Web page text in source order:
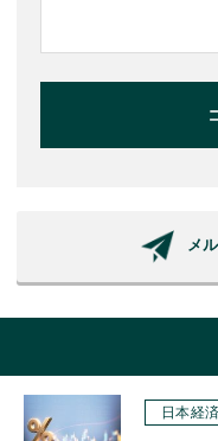
メ
日本経済